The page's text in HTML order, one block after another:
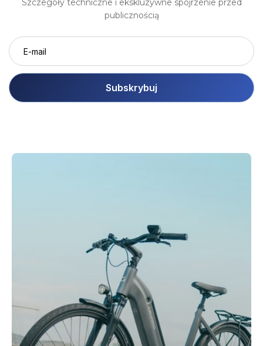
Szczegóły techniczne i ekskluzywne spojrzenie przed
publicznością
Subskrybuj